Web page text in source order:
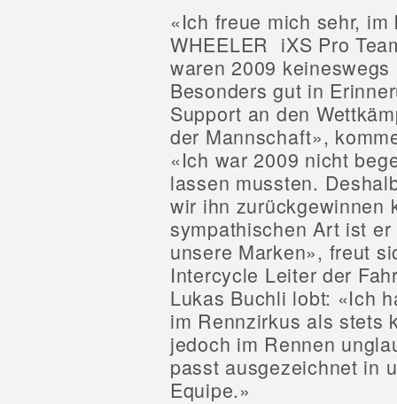
«Ich freue mich sehr,
WHEELER  iXS Pro
waren 2009
Besonders gut in
Support an den
der Mannschaft»,
«Ich war 2009 nicht
lassen mussten.
wir ihn zurückgewinnen
sympathischen Art ist
unsere Marken», freut
Intercycle Leiter der
Lukas Buchli lobt: «Ich
im Rennzirkus als stets
jedoch im Rennen
passt ausgezeichnet in
Equipe.»